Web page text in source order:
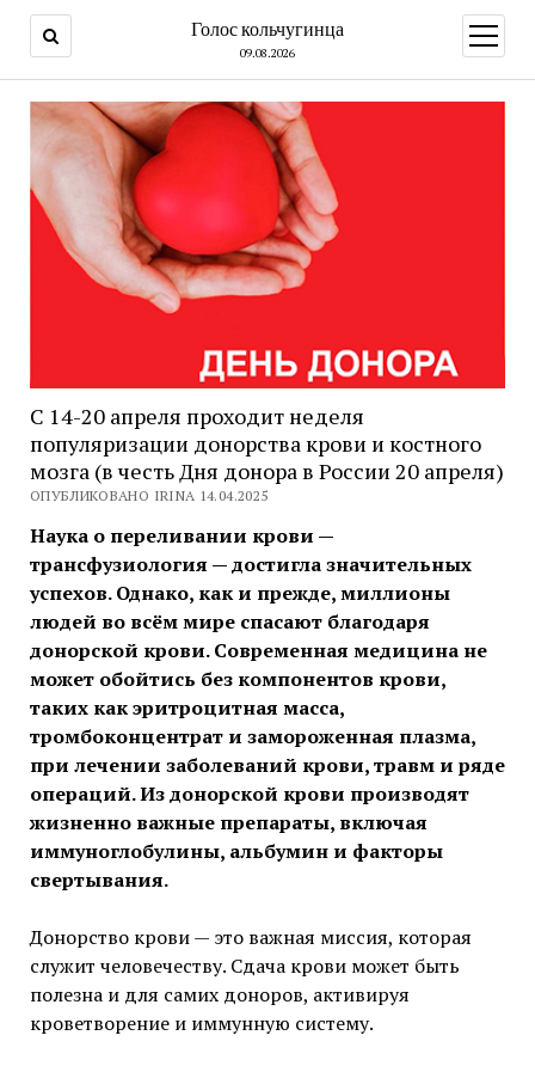
Голос кольчугинца
09.08.2026
меню
С 14-20 апреля проходит неделя
популяризации донорства крови и костного
мозга (в честь Дня донора в России 20 апреля)
ОПУБЛИКОВАНО IRINA 14.04.2025
Наука о переливании крови —
трансфузиология — достигла значительных
успехов. Однако, как и прежде, миллионы
людей во всём мире спасают благодаря
донорской крови. Современная медицина не
может обойтись без компонентов крови,
таких как эритроцитная масса,
тромбоконцентрат и замороженная плазма,
при лечении заболеваний крови, травм и ряде
операций. Из донорской крови производят
жизненно важные препараты, включая
иммуноглобулины, альбумин и факторы
свертывания.
Донорство крови — это важная миссия, которая
служит человечеству. Сдача крови может быть
полезна и для самих доноров, активируя
кроветворение и иммунную систему.